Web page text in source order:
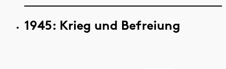
1945: Krieg und Befreiung